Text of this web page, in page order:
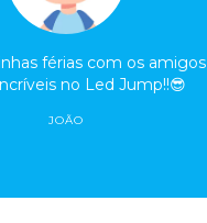
férias com os amigos
no Led Jump!!😎
JOÃO